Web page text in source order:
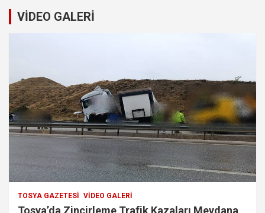
VİDEO GALERİ
TOSYA GAZETESI VIDEO GALERI
Tosya’da Zincirleme Trafik Kazaları Meydana